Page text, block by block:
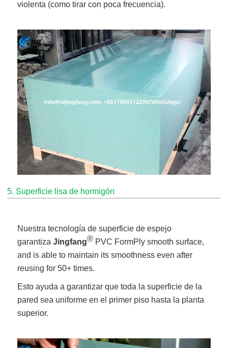
violenta (como tirar con poca frecuencia).
5. Superficie lisa de hormigón
Nuestra tecnología de superficie de espejo
garantizaJingfang® PVC FormPly smooth surface,
and is able to maintain its smoothness even after
reusing for 50+ times.
Esto ayuda a garantizar que toda la superficie de la
pared sea uniforme en el primer piso hasta la planta
superior.